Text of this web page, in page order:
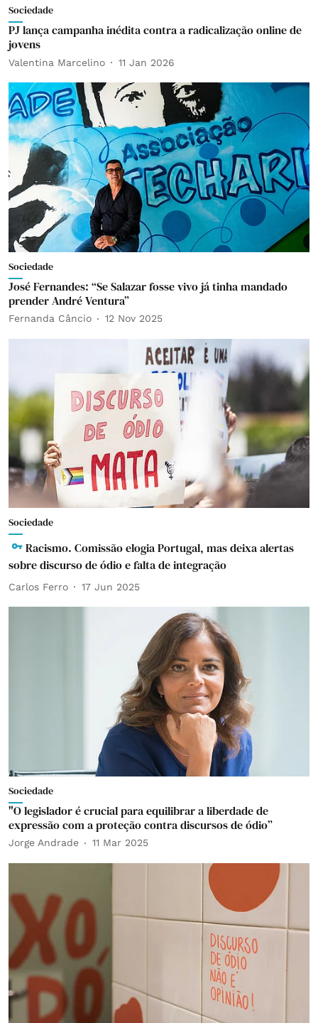
Sociedade
PJ lança campanha inédita contra a radicalização online de
jovens
Valentina Marcelino 11 Jan 2026
Sociedade
José Fernandes: “Se Salazar fosse vivo já tinha mandado
prender André Ventura”
Fernanda Câncio 12 Nov 2025
Sociedade
Racismo. Comissão elogia Portugal, mas deixa alertas
sobre discurso de ódio e falta de integração
Carlos Ferro 17 Jun 2025
Sociedade
"O legislador é crucial para equilibrar a liberdade de
expressão com a proteção contra discursos de ódio”
Jorge Andrade 11 Mar 2025